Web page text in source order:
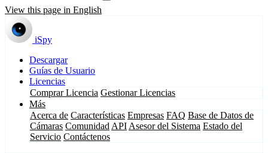
View this page in English
iSpy
Descargar
Guías de Usuario
Licencias
Comprar Licencia Gestionar Licencias
Más
Acerca de Características Empresas FAQ Base de Datos de
Cámaras Comunidad API Asesor del Sistema Estado del
Servicio Contáctenos